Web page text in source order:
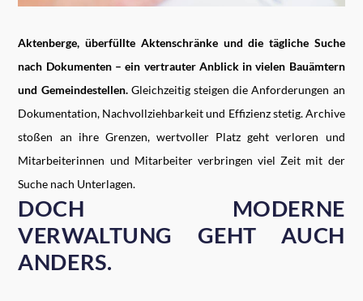
Aktenberge, überfüllte Aktenschränke und die tägliche Suche
nach Dokumenten – ein vertrauter Anblick in vielen Bauämtern
und Gemeindestellen.Gleichzeitig steigen die Anforderungen an
Dokumentation, Nachvollziehbarkeit und Effizienz stetig. Archive
stoßen an ihre Grenzen, wertvoller Platz geht verloren und
Mitarbeiterinnen und Mitarbeiter verbringen viel Zeit mit der
Suche nach Unterlagen.
DOCH MODERNE
VERWALTUNG GEHT AUCH
ANDERS.